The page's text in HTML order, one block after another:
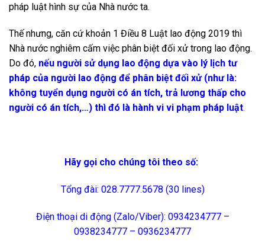
pháp luật hình sự của Nhà nước ta.
Thế nhưng, căn cứ khoản 1 Điều 8 Luật lao động 2019 thì
Nhà nước nghiêm cấm việc phân biệt đối xử trong lao động.
Do đó, nếu người sử dụng lao động dựa vào lý lịch tư
pháp của người lao động để phân biệt đối xử (như là:
không tuyển dụng người có án tích, trả lương thấp cho
người có án tích,…) thì đó là hành vi vi phạm pháp luật.
Hãy gọi cho chúng tôi theo số:
Tổng đài: 028.7777.5678 (30 lines)
Điện thoại di động (Zalo/Viber): 0934234777 –
0938234777 – 0936234777